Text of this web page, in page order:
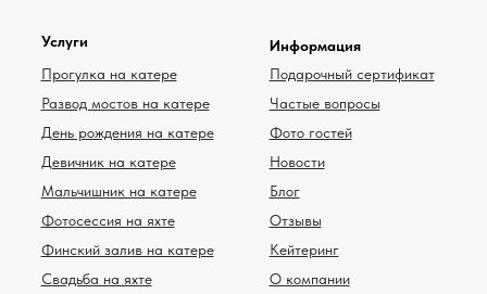
Услуги
Прогулка на катере
Развод мостов на катере
День рождения на катере
Девичник на катере
Мальчишник на катере
Фотосессия на яхте
Финский залив на катере
Свадьба на яхте
Блог
Информация
Подарочный сертификат
Частые вопросы
Фото гостей
Новости
Отзывы
Кейтеринг
О компании